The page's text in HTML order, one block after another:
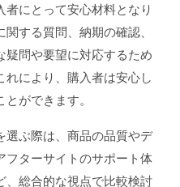
者にとって安心材料となり
する質問、納期の確認、
問や要望に対応するため
により、購入者は安心し
ができます。
選ぶ際は、商品の品質やデ
フターサイトのサポート体
、総合的な視点で比較検討